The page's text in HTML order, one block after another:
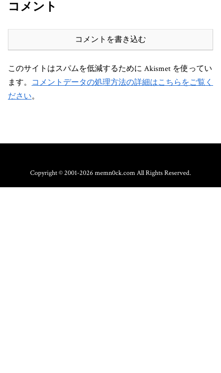
コメント
コメントを書き込む
このサイトはスパムを低減するために Akismet を使ってい
ます。 コメントデータの処理方法の詳細はこちらをご覧く
ださい。
Copyright © 2001-2026 memn0ck.com All Rights Reserved.